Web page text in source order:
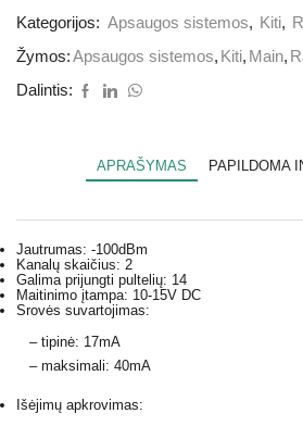
Kategorijos: Apsaugos sistemos, Kiti,
Žymos:Apsaugos sistemos, Kiti, Main,
Dalintis:
APRAŠYMAS PAPILDOMA
Jautrumas: -100dBm
Kanalų skaičius: 2
Galima prijungti pultelių: 14
Maitinimo įtampa: 10-15V DC
Srovės suvartojimas:
– tipinė: 17mA
– maksimali: 40mA
Išėjimų apkrovimas: